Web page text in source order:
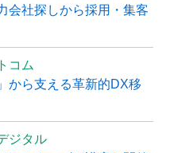
会社探しから採用・集客
コム
から支える革新的DX移
ジタル